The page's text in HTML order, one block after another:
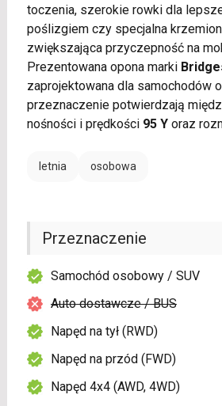
toczenia, szerokie rowki dla
poślizgiem czy specjalna
zwiększająca przyczepność na
Prezentowana opona marki
zaprojektowana dla samochodów
przeznaczenie potwierdzają
nośności i prędkości 95 Yoraz
letnia osobowa
Przeznaczenie
Samochód osobowy / SUV
Auto dostawcze / BUS
Napęd na tył (RWD)
Napęd na przód (FWD)
Napęd 4x4 (AWD, 4WD)